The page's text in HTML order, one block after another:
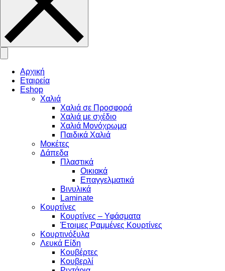
Αρχική
Εταιρεία
Eshop
Χαλιά
Χαλιά σε Προσφορά
Χαλιά με σχέδιο
Χαλιά Μονόχρωμα
Παιδικά Χαλιά
Μοκέτες
Δάπεδα
Πλαστικά
Οικιακά
Επαγγελματικά
Βινυλικά
Laminate
Κουρτίνες
Κουρτίνες – Υφάσματα
Έτοιμες Ραμμένες Κουρτίνες
Κουρτινόξυλα
Λευκά Είδη
Κουβέρτες
Κουβερλί